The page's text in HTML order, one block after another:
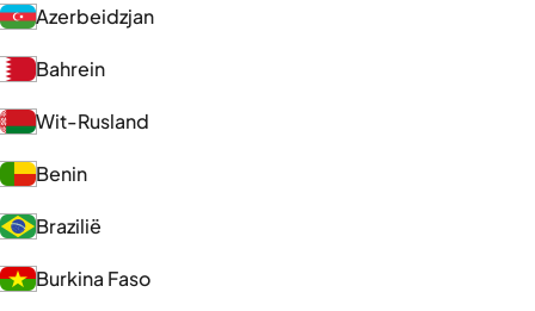
Azerbeidzjan
Bahrein
Wit-Rusland
Benin
Brazilië
Burkina Faso